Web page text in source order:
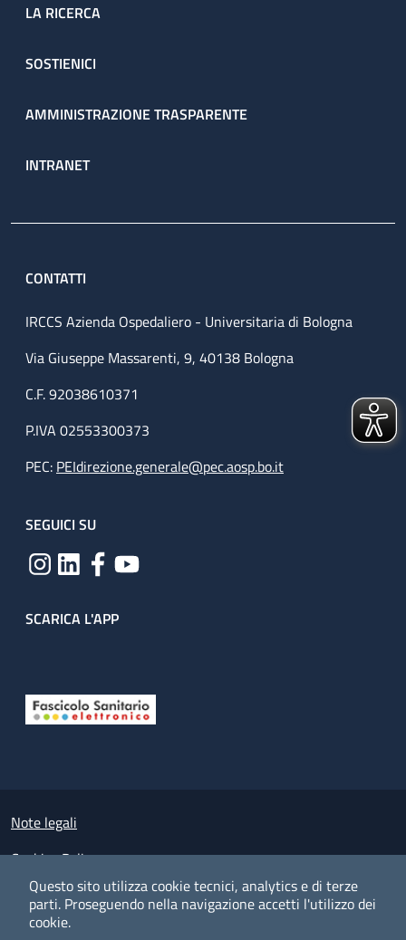
Questo sito utilizza cookie tecnici, analytics e di terze
parti. Proseguendo nella navigazione accetti l'utilizzo dei
cookie.
LA RICERCA
SOSTIENICI
AMMINISTRAZIONE TRASPARENTE
INTRANET
CONTATTI
IRCCS Azienda Ospedaliero - Universitaria di Bologna
Via Giuseppe Massarenti, 9, 40138 Bologna
C.F. 92038610371
P.IVA 02553300373
PEC: PEIdirezione.generale@pec.aosp.bo.it
SEGUICI SU
SCARICA L'APP
Small prints
Note legali
Cookies Policy
Policy privacy e protezione del dato personale
Albo pretorio on-line